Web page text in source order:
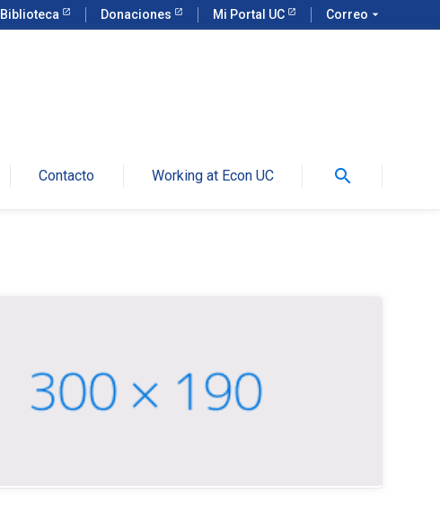
Biblioteca Donaciones Mi Portal UC Correo arrow_drop_down
Contacto Working at Econ UC search